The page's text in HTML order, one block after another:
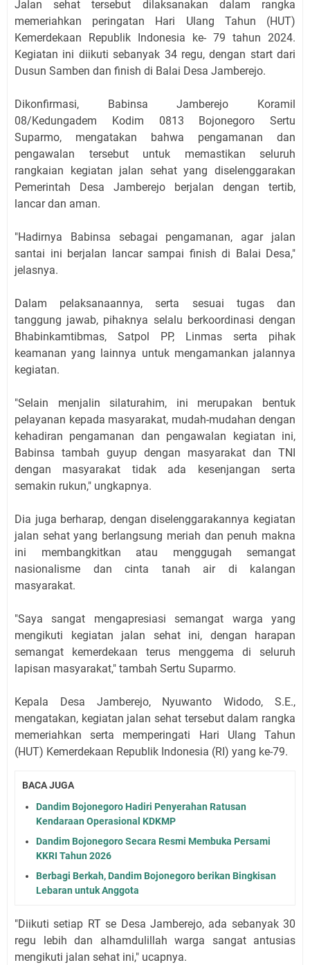
Jalan sehat tersebut dilaksanakan dalam rangka
memeriahkan peringatan Hari Ulang Tahun (HUT)
Kemerdekaan Republik Indonesia ke- 79 tahun 2024.
Kegiatan ini diikuti sebanyak 34 regu, dengan start dari
Dusun Samben dan finish di Balai Desa Jamberejo.
Dikonfirmasi, Babinsa Jamberejo Koramil
08/Kedungadem Kodim 0813 Bojonegoro Sertu
Suparmo, mengatakan bahwa pengamanan dan
pengawalan tersebut untuk memastikan seluruh
rangkaian kegiatan jalan sehat yang diselenggarakan
Pemerintah Desa Jamberejo berjalan dengan tertib,
lancar dan aman.
"Hadirnya Babinsa sebagai pengamanan, agar jalan
santai ini berjalan lancar sampai finish di Balai Desa,"
jelasnya.
Dalam pelaksanaannya, serta sesuai tugas dan
tanggung jawab, pihaknya selalu berkoordinasi dengan
Bhabinkamtibmas, Satpol PP, Linmas serta pihak
keamanan yang lainnya untuk mengamankan jalannya
kegiatan.
"Selain menjalin silaturahim, ini merupakan bentuk
pelayanan kepada masyarakat, mudah-mudahan dengan
kehadiran pengamanan dan pengawalan kegiatan ini,
Babinsa tambah guyup dengan masyarakat dan TNI
dengan masyarakat tidak ada kesenjangan serta
semakin rukun," ungkapnya.
Dia juga berharap, dengan diselenggarakannya kegiatan
jalan sehat yang berlangsung meriah dan penuh makna
ini membangkitkan atau menggugah semangat
nasionalisme dan cinta tanah air di kalangan
masyarakat.
"Saya sangat mengapresiasi semangat warga yang
mengikuti kegiatan jalan sehat ini, dengan harapan
semangat kemerdekaan terus menggema di seluruh
lapisan masyarakat," tambah Sertu Suparmo.
Kepala Desa Jamberejo, Nyuwanto Widodo, S.E.,
mengatakan, kegiatan jalan sehat tersebut dalam rangka
memeriahkan serta memperingati Hari Ulang Tahun
(HUT) Kemerdekaan Republik Indonesia (RI) yang ke-79.
BACA JUGA
Dandim Bojonegoro Hadiri Penyerahan Ratusan
Kendaraan Operasional KDKMP
Dandim Bojonegoro Secara Resmi Membuka Persami
KKRI Tahun 2026
Berbagi Berkah, Dandim Bojonegoro berikan Bingkisan
Lebaran untuk Anggota
"Diikuti setiap RT se Desa Jamberejo, ada sebanyak 30
regu lebih dan alhamdulillah warga sangat antusias
mengikuti jalan sehat ini," ucapnya.